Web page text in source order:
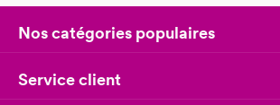
Nos catégories populaires
Service client